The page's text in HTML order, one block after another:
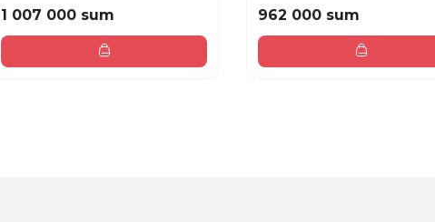
1 007 000 sum 962 000 sum